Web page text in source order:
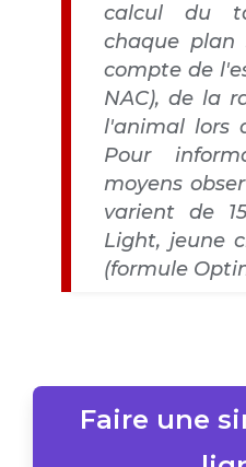
calcul du
chaque
compte de
NAC), de la
l'animal lors
Pour
moyens
varient de
Light, jeune
(formule
Faire une